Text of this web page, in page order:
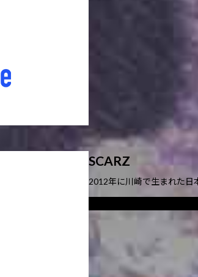
SCARZ
2012年に川崎で生まれた日